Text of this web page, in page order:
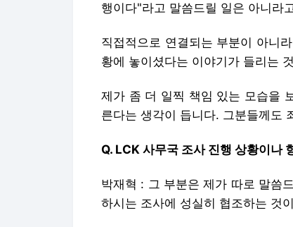
행이다"라고 말씀드릴 일은 아니라
직접적으로 연결되는 부분이 아니
황에 놓이셨다는 이야기가 들리는
제가 좀 더 일찍 책임 있는 모습을
른다는 생각이 듭니다. 그분들께도
Q. LCK 사무국 조사 진행 상황이나
박재혁 : 그 부분은 제가 따로 말씀
하시는 조사에 성실히 협조하는 것